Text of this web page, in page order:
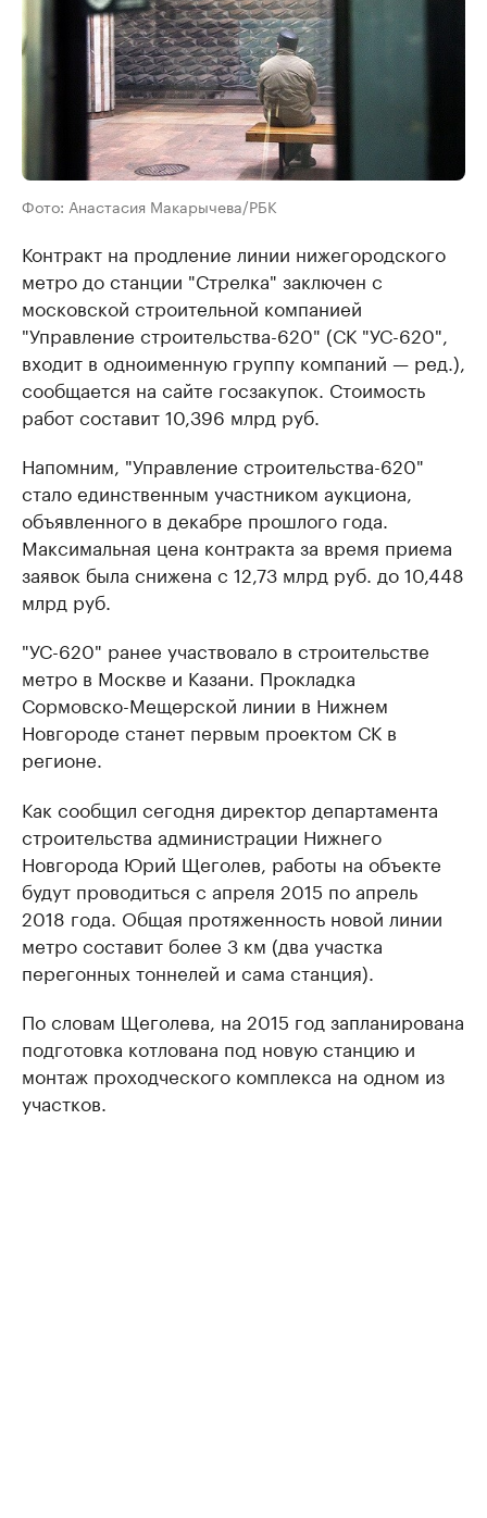
Фото: Анастасия Макарычева/РБК
Контракт на продление линии нижегородского
метро до станции "Стрелка" заключен с
московской строительной компанией
"Управление строительства-620" (СК "УС-620",
входит в одноименную группу компаний — ред.),
сообщается на сайте госзакупок. Стоимость
работ составит 10,396 млрд руб.
Напомним, "Управление строительства-620"
стало единственным участником аукциона,
объявленного в декабре прошлого года.
Максимальная цена контракта за время приема
заявок была снижена с 12,73 млрд руб. до 10,448
млрд руб.
"УС-620" ранее участвовало в строительстве
метро в Москве и Казани. Прокладка
Сормовско-Мещерской линии в Нижнем
Новгороде станет первым проектом СК в
регионе.
Как сообщил сегодня директор департамента
строительства администрации Нижнего
Новгорода Юрий Щеголев, работы на объекте
будут проводиться с апреля 2015 по апрель
2018 года. Общая протяженность новой линии
метро составит более 3 км (два участка
перегонных тоннелей и сама станция).
По словам Щеголева, на 2015 год запланирована
подготовка котлована под новую станцию и
монтаж проходческого комплекса на одном из
участков.